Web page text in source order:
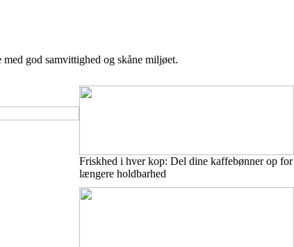
god samvittighed og skåne miljøet.
Friskhed i hver kop: Del dine kaffebønner op for
længere holdbarhed